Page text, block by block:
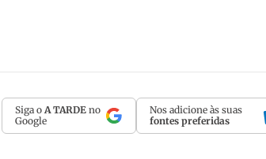
Siga o A TARDE no
Google
Nos adicione às suas
fontes preferidas